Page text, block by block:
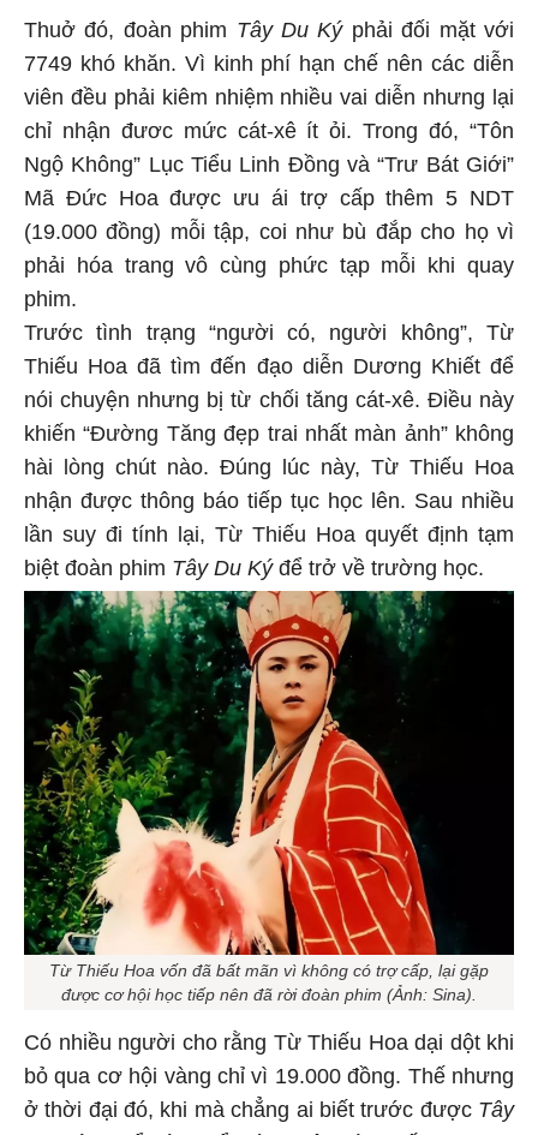
Thuở đó, đoàn phim Tây Du Kýphải đối mặt với
7749 khó khăn. Vì kinh phí hạn chế nên các diễn
viên đều phải kiêm nhiệm nhiều vai diễn nhưng lại
chỉ nhận đươc mức cát-xê ít ỏi. Trong đó, “Tôn
Ngộ Không” Lục Tiểu Linh Đồng và “Trư Bát Giới”
Mã Đức Hoa được ưu ái trợ cấp thêm 5 NDT
(19.000 đồng) mỗi tập, coi như bù đắp cho họ vì
phải hóa trang vô cùng phức tạp mỗi khi quay
phim.
Trước tình trạng “người có, người không”, Từ
Thiếu Hoa đã tìm đến đạo diễn Dương Khiết để
nói chuyện nhưng bị từ chối tăng cát-xê. Điều này
khiến “Đường Tăng đẹp trai nhất màn ảnh” không
hài lòng chút nào. Đúng lúc này, Từ Thiếu Hoa
nhận được thông báo tiếp tục học lên. Sau nhiều
lần suy đi tính lại, Từ Thiếu Hoa quyết định tạm
biệt đoàn phim Tây Du Kýđể trở về trường học.
Từ Thiếu Hoa vốn đã bất mãn vì không có trợ cấp, lại gặp
được cơ hội học tiếp nên đã rời đoàn phim (Ảnh: Sina).
Có nhiều người cho rằng Từ Thiếu Hoa dại dột khi
bỏ qua cơ hội vàng chỉ vì 19.000 đồng. Thế nhưng
ở thời đại đó, khi mà chẳng ai biết trước được Tây